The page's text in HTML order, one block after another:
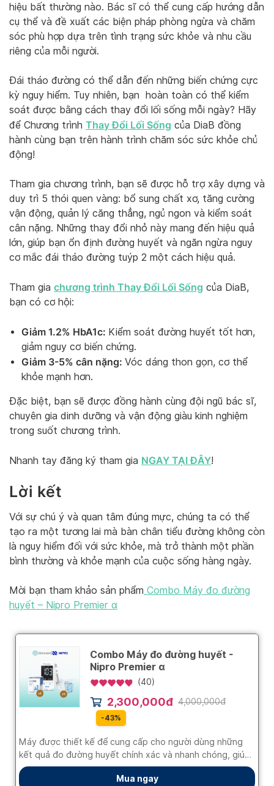
hiệu bất thường nào. Bác sĩ có thể cung cấp hướng dẫn
cụ thể và đề xuất các biện pháp phòng ngừa và chăm
sóc phù hợp dựa trên tình trạng sức khỏe và nhu cầu
riêng của mỗi người.
Đái tháo đường có thể dẫn đến những biến chứng cực
kỳ nguy hiểm. Tuy nhiên, bạn hoàn toàn có thể kiểm
soát được bằng cách thay đổi lối sống mỗi ngày? Hãy
để Chương trình Thay Đổi Lối Sống của DiaB đồng
hành cùng bạn trên hành trình chăm sóc sức khỏe chủ
động!
Tham gia chương trình, bạn sẽ được hỗ trợ xây dựng và
duy trì 5 thói quen vàng: bổ sung chất xơ, tăng cường
vận động, quản lý căng thẳng, ngủ ngon và kiểm soát
cân nặng. Những thay đổi nhỏ này mang đến hiệu quả
lớn, giúp bạn ổn định đường huyết và ngăn ngừa nguy
cơ mắc đái tháo đường tuýp 2 một cách hiệu quả.
Tham gia chương trình Thay Đổi Lối Sống của DiaB,
bạn có cơ hội:
Giảm 1.2% HbA1c: Kiểm soát đường huyết tốt hơn,
giảm nguy cơ biến chứng.
Giảm 3-5% cân nặng: Vóc dáng thon gọn, cơ thể
khỏe mạnh hơn.
Đặc biệt, bạn sẽ được đồng hành cùng đội ngũ bác sĩ,
chuyên gia dinh dưỡng và vận động giàu kinh nghiệm
trong suốt chương trình.
Nhanh tay đăng ký tham gia NGAY TẠI ĐÂY!
Lời kết
Với sự chú ý và quan tâm đúng mực, chúng ta có thể
tạo ra một tương lai mà bàn chân tiểu đường không còn
là nguy hiểm đối với sức khỏe, mà trở thành một phần
bình thường và khỏe mạnh của cuộc sống hàng ngày.
Mời bạn tham khảo sản phẩm Combo Máy đo đường
huyết – Nipro Premier α